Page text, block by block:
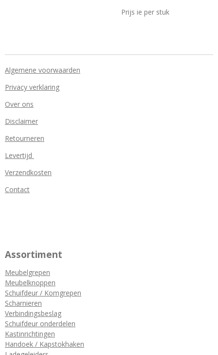
Prijs ie per stuk
Algemene voorwaarden
Privacy verklaring
Over ons
Disclaimer
Retourneren
Levertijd
Verzendkosten
Contact
Assortiment
Meubelgrepen
Meubelknoppen
Schuifdeur / Komgrepen
Scharnieren
Verbindingsbeslag
Schuifdeur onderdelen
Kastinrichtingen
Handoek / Kapstokhaken